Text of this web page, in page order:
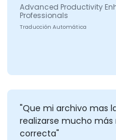
Advanced Productivity
Professionals
Traducción Automática
"Que mi archivo mas
realizarse mucho
correcta"